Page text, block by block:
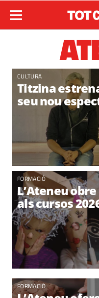
CULTURA
Titzina
seu nou
FORMACIÓ
L’Ateneu
als cursos
FORMACIÓ